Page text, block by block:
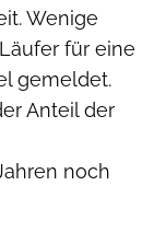
Wenige
für eine
gemeldet.
Anteil der
noch